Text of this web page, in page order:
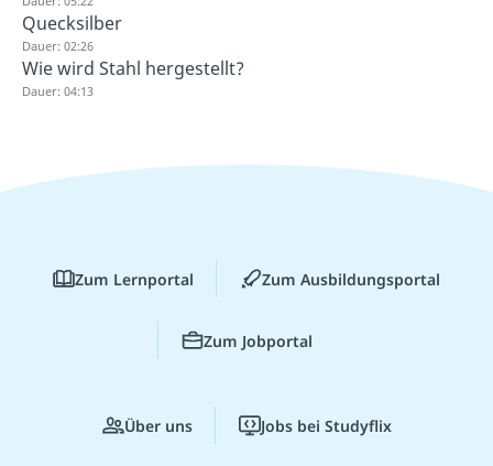
Quecksilber
Dauer: 02:26
Wie wird Stahl hergestellt?
Dauer: 04:13
Zum Lernportal Zum Ausbildungsportal
Zum Jobportal
Über uns Jobs bei Studyflix